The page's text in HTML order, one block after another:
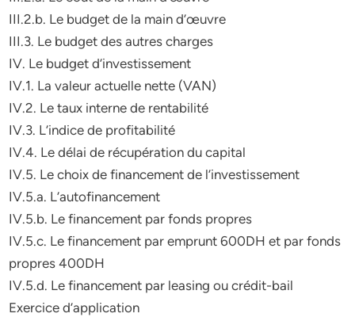
III.2.b. Le budget de la main d’œuvre
III.3. Le budget des autres charges
IV. Le budget d’investissement
IV.1. La valeur actuelle nette (VAN)
IV.2. Le taux interne de rentabilité
IV.3. L’indice de profitabilité
IV.4. Le délai de récupération du capital
IV.5. Le choix de financement de l’investissement
IV.5.a. L’autofinancement
IV.5.b. Le financement par fonds propres
IV.5.c. Le financement par emprunt 600DH et par fonds
propres 400DH
IV.5.d. Le financement par leasing ou crédit-bail
Exercice d’application